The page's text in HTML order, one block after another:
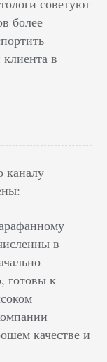
советуют
более
в
каналу
в
готовы к
качестве и